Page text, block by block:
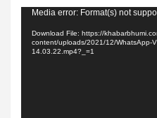
Video
Media error: Format(s) not
Download File: https://
content/uploads/2021/12/WhatsApp-
14.03.22.mp4?_=1